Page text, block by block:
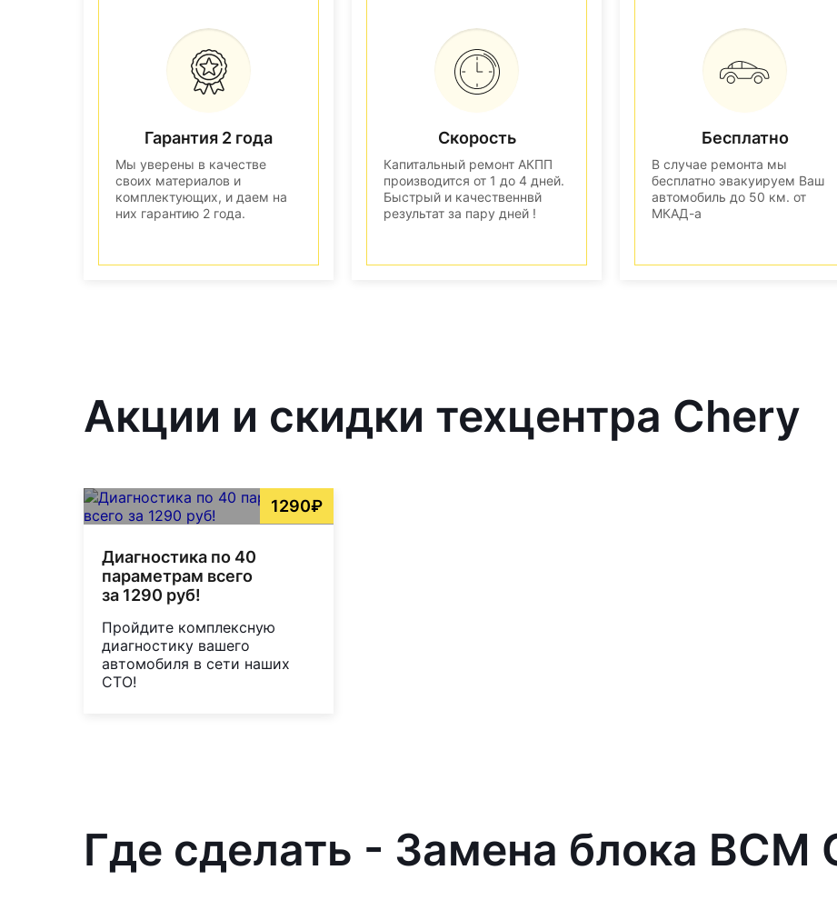
Гарантия 2 года
Мы уверены в качестве
своих материалов и
комплектующих, и даем на
них гарантию 2 года.
Скорость
Капитальный ремонт АКПП
производится от 1 до 4 дней.
Быстрый и качественнвй
результат за пару дней !
Бесплатно
В случае ремонта мы
бесплатно эвакуируем Ваш
автомобиль до 50 км. от
МКАД-а
Акции и скидки техцентра Chery
1290₽
Диагностика по 40
параметрам всего
за 1290 руб!
Пройдите комплексную
диагностику вашего
автомобиля в сети наших
СТО!
Где сделать - Замена блока BCM